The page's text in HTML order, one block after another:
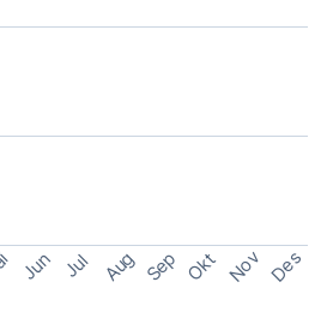
Jun Jul Aug Sep Okt Nov Des